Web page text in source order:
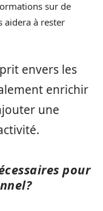
sur de
aidera à rester
envers les
enrichir
une
pour